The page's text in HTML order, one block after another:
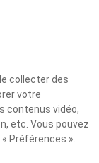
collecter des
votre
contenus vidéo,
etc. Vous pouvez
Préférences ».